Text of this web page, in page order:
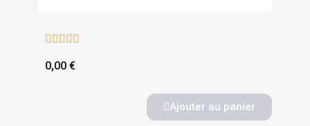
    
0,00 €
Ajouter au panier